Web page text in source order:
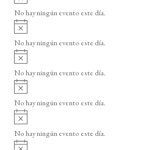
o
v
i
o
No hay ningún evento este día.
A
v
i
o
No hay ningún evento este día.
A
v
i
o
No hay ningún evento este día.
A
v
i
o
No hay ningún evento este día.
A
v
i
No hay ningún evento este día.
A